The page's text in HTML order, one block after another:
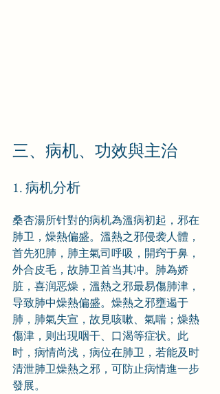
三、病机、功效與主治
1. 病机分析
桑杏湯所针對的病机為溫病初起，邪在
肺卫，燥熱偏盛。溫熱之邪侵袭人體，
首先犯肺，肺主氣司呼吸，開窍于鼻，
外合皮毛，故肺卫首当其冲。肺為娇
脏，喜润恶燥，溫熱之邪最易傷肺津，
导致肺中燥熱偏盛。燥熱之邪壅遏于
肺，肺氣失宣，故見咳嗽、氣喘；燥熱
傷津，则出現咽干、口渴等症状。此
时，病情尚浅，病位在肺卫，若能及时
清泄肺卫燥熱之邪，可防止病情進一步
發展。